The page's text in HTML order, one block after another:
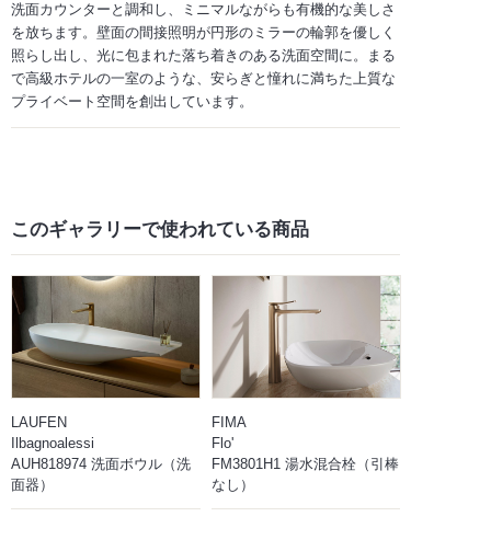
洗面カウンターと調和し、ミニマルながらも有機的な美しさ
を放ちます。壁面の間接照明が円形のミラーの輪郭を優しく
照らし出し、光に包まれた落ち着きのある洗面空間に。まる
で高級ホテルの一室のような、安らぎと憧れに満ちた上質な
プライベート空間を創出しています。
このギャラリーで使われている商品
LAUFEN
Ilbagnoalessi
AUH818974 洗面ボウル（洗
面器）
FIMA
Flo'
FM3801H1 湯水混合栓（引棒
なし）